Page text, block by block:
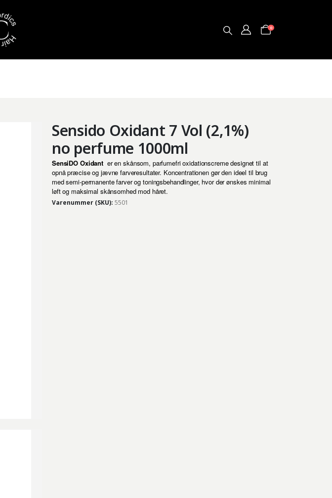
0
Sensido Oxidant 7 Vol (2,1%)
no perfume 1000ml
SensiDO Oxidant er en skånsom, parfumefri oxidationscreme designet til at
opnå præcise og jævne farveresultater. Koncentrationen gør den ideel til brug
med semi-permanente farver og toningsbehandlinger, hvor der ønskes minimal
løft og maksimal skånsomhed mod håret.
Varenummer (SKU): 5501